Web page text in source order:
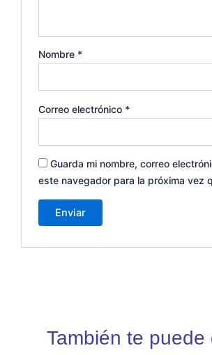
Nombre *
Correo electrónico *
Guarda mi nombre, correo
este navegador para la próxima vez
También te puede